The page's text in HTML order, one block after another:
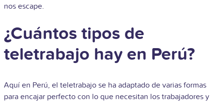
nos escape.
¿Cuántos tipos de
teletrabajo hay en Perú?
Aquí en Perú, el teletrabajo se ha adaptado de varias formas
para encajar perfecto con lo que necesitan los trabajadores y